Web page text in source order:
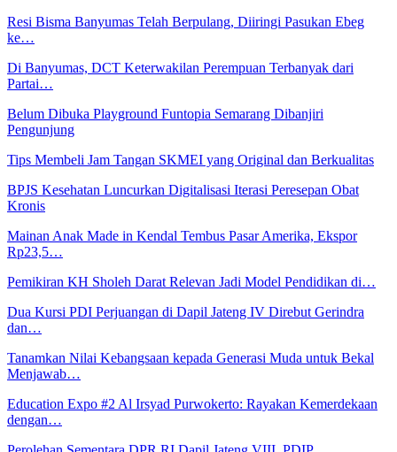
Resi Bisma Banyumas Telah Berpulang, Diiringi Pasukan Ebeg
ke…
Di Banyumas, DCT Keterwakilan Perempuan Terbanyak dari
Partai…
Belum Dibuka Playground Funtopia Semarang Dibanjiri
Pengunjung
Tips Membeli Jam Tangan SKMEI yang Original dan Berkualitas
BPJS Kesehatan Luncurkan Digitalisasi Iterasi Peresepan Obat
Kronis
Mainan Anak Made in Kendal Tembus Pasar Amerika, Ekspor
Rp23,5…
Pemikiran KH Sholeh Darat Relevan Jadi Model Pendidikan di…
Dua Kursi PDI Perjuangan di Dapil Jateng IV Direbut Gerindra
dan…
Tanamkan Nilai Kebangsaan kepada Generasi Muda untuk Bekal
Menjawab…
Education Expo #2 Al Irsyad Purwokerto: Rayakan Kemerdekaan
dengan…